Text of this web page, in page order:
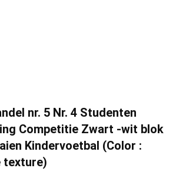
nr. 5 Nr. 4 Studenten
Competitie Zwart -wit blok
Kindervoetbal (Color :
texture)